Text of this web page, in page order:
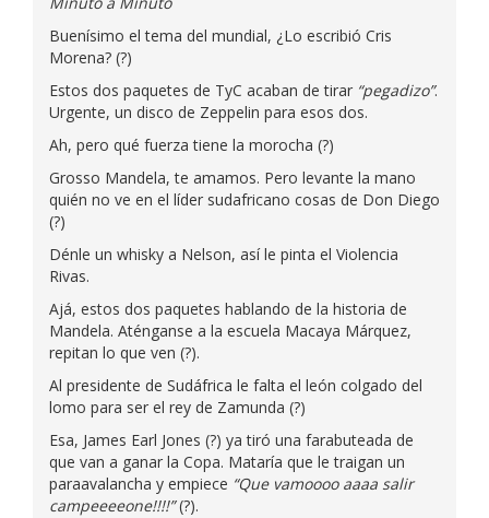
Buenísimo el tema del mundial, ¿Lo escribió Cris
Morena? (?)
Estos dos paquetes de TyC acaban de tirar “pegadizo”.
Urgente, un disco de Zeppelin para esos dos.
Ah, pero qué fuerza tiene la morocha (?)
Grosso Mandela, te amamos. Pero levante la mano
quién no ve en el líder sudafricano cosas de Don Diego
(?)
Dénle un whisky a Nelson, así le pinta el Violencia
Rivas.
Ajá, estos dos paquetes hablando de la historia de
Mandela. Aténganse a la escuela Macaya Márquez,
repitan lo que ven (?).
Al presidente de Sudáfrica le falta el león colgado del
lomo para ser el rey de Zamunda (?)
Esa, James Earl Jones (?) ya tiró una farabuteada de
que van a ganar la Copa. Mataría que le traigan un
paraavalancha y empiece “Que vamoooo aaaa salir
campeeeeone!!!!”(?).